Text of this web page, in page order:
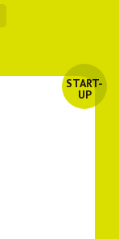
START-
UP